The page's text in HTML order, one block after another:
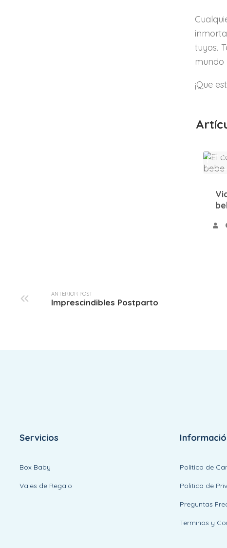
tuyos.
mundo
¡Que
ANTERIOR POST
Imprescindibles Postparto
Servicios
Box Baby
Vales de Regalo
Politica de
Politica de
Preguntas
Terminos y